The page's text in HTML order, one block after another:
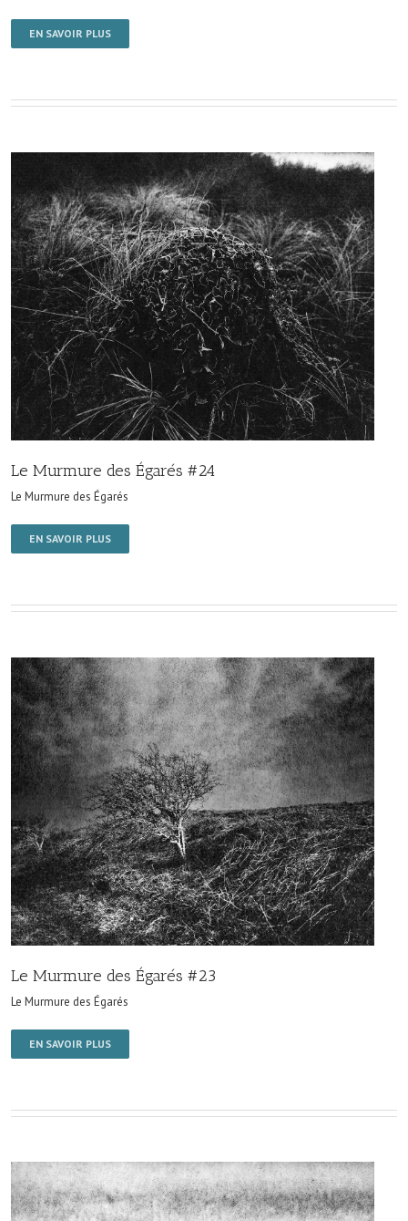
EN SAVOIR PLUS
Le Murmure des Égarés #24
Le Murmure des Égarés
EN SAVOIR PLUS
Le Murmure des Égarés #23
Le Murmure des Égarés
EN SAVOIR PLUS